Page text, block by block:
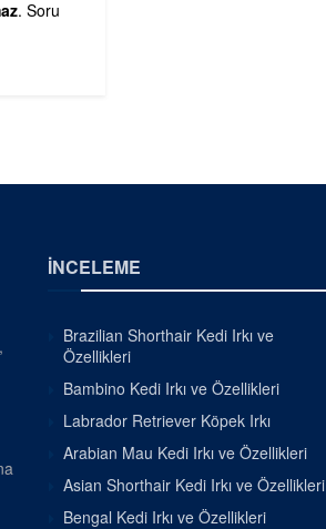
. Soru
İNCELEME
Brazilian Shorthair Kedi Irkı ve
Özellikleri
Bambino Kedi Irkı ve Özellikleri
Labrador Retriever Köpek Irkı
Arabian Mau Kedi Irkı ve Özellikleri
Asian Shorthair Kedi Irkı ve Özellikleri
Bengal Kedi Irkı ve Özellikleri